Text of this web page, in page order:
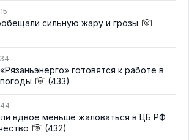
сильную жару и грозы
готовятся к работе в
(433)
вдвое меньше жаловаться в ЦБ РФ
(432)